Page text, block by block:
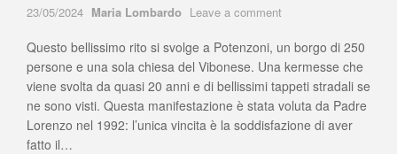
23/05/2024 Author
Maria Lombardo Leave a comment
di
Potenzoni
(VV)
ogni
per
Questo bellissimo rito si svolge a Potenzoni, un borgo di 250
persone e una sola chiesa del Vibonese. Una kermesse che
viene svolta da quasi 20 anni e di bellissimi tappeti stradali se
ne sono visti. Questa manifestazione è stata voluta da Padre
Lorenzo nel 1992: l’unica vincita è la soddisfazione di aver
fatto il…